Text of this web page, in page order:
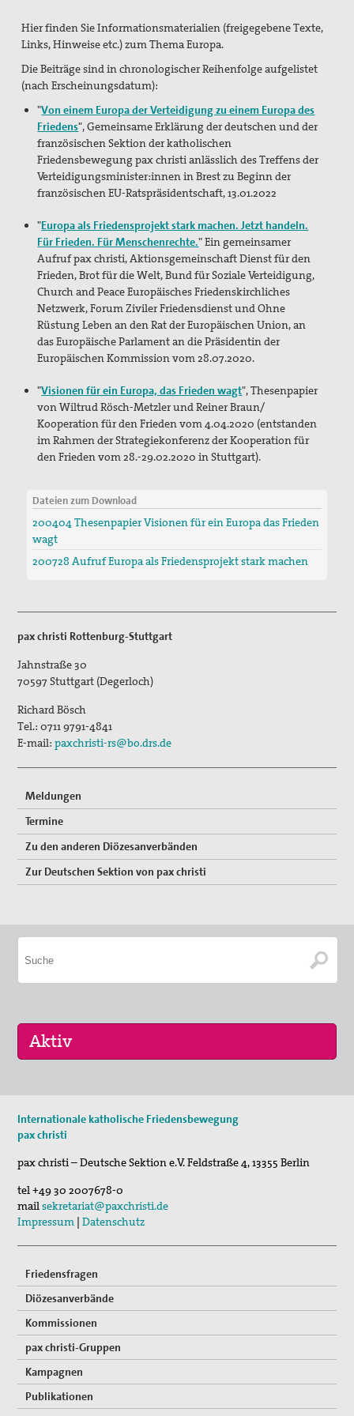
Publikationen
pax info
Newsletter
Der Heilige Martin
Weiteres
Servicestelle Friedensbildung Baden-Württemberg
Netzwerk Friedensbildung Baden-Württemberg
Referent für Friedensbildung
Materialien zur Friedensbildung
Texte & Thesen
Atomwaffen
Europa
Flucht und Migration
Große Reden zum Frieden
Nahost
Papst Franziskus
AGn, Aktionen, Projekte
Aktion Aufschrei
Bündnis "Schulfrei für die Bundeswehr"
Initiative "Farbe bekennen!"
Jugend für Frieden und Gerechtigkeit in Palästina und
Israel
Nahost-AG
Spirituelle Orte
Gedenken an Josef Ruf
pax christi Pilgertag
Friedensgebet zum Internationalen Tag der
Mitmachen
Mitglied werden
Suche
Hier finden Sie Informationsmaterialien (freigegebene Texte,
Links, Hinweise etc.) zum Thema Europa.
Die Beiträge sind in chronologischer Reihenfolge aufgelistet
(nach Erscheinungsdatum):
"Von einem Europa der Verteidigung zu einem Europa des
Friedens", Gemeinsame Erklärung der deutschen und der
französischen Sektion der katholischen
Friedensbewegung pax christi anlässlich des Treffens der
Verteidigungsminister:innen in Brest zu Beginn der
französischen EU-Ratspräsidentschaft, 13.01.2022
"Europa als Friedensprojekt stark machen. Jetzt handeln.
Für Frieden. Für Menschenrechte." Ein gemeinsamer
Aufruf pax christi, Aktionsgemeinschaft Dienst für den
Frieden, Brot für die Welt, Bund für Soziale Verteidigung,
Church and Peace Europäisches Friedenskirchliches
Netzwerk, Forum Ziviler Friedensdienst und Ohne
Rüstung Leben an den Rat der Europäischen Union, an
das Europäische Parlament an die Präsidentin der
Europäischen Kommission vom 28.07.2020.
"Visionen für ein Europa, das Frieden wagt", Thesenpapier
von Wiltrud Rösch-Metzler und Reiner Braun/
Kooperation für den Frieden vom 4.04.2020 (entstanden
im Rahmen der Strategiekonferenz der Kooperation für
den Frieden vom 28.-29.02.2020 in Stuttgart).
Dateien zum Download
200404 Thesenpapier Visionen für ein Europa das Frieden
wagt
200728 Aufruf Europa als Friedensprojekt stark machen
pax christi Rottenburg-Stuttgart
Jahnstraße 30
70597 Stuttgart (Degerloch)
Richard Bösch
Tel.:0711 9791-4841
E-mail:paxchristi-rs@bo.drs.de
Meldungen
Termine
Zu den anderen Diözesanverbänden
Zur Deutschen Sektion von pax christi
Selig, die Frieden stiften - Pilgern für den …
Internationale katholische Friedensbewegung
pax christi
pax christi – Deutsche Sektion e.V.Feldstraße 4,13355 Berlin
tel+49 30 2007678-0
mailsekretariat@paxchristi.de
Impressum |Datenschutz
Friedensfragen
Diözesanverbände
Kommissionen
pax christi-Gruppen
Kampagnen
Publikationen